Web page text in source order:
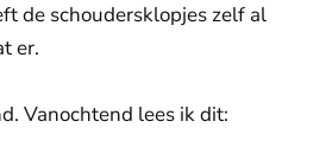
de schoudersklopjes zelf al
er.
Vanochtend lees ik dit: